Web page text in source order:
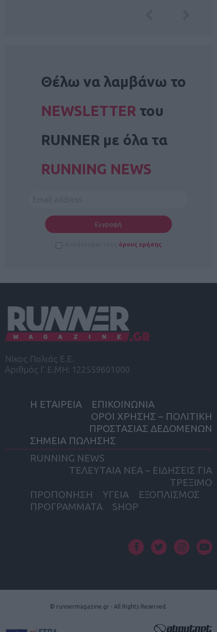
Θέλω να λαμβάνω το
NEWSLETTER του
RUNNER με όλα τα
RUNNING NEWS
όρους χρήσης
Νίκος Πολιάς Ε.Ε.
Αριθμός Γ.Ε.ΜΗ: 122559601000
Η ΕΤΑΙΡΕΙΑ
ΕΠΙΚΟΙΝΩΝΙΑ
ΟΡΟΙ ΧΡΗΣΗΣ – ΠΟΛΙΤΙΚΗ
ΠΡΟΣΤΑΣΙΑΣ ΔΕΔΟΜΕΝΩΝ
ΣΗΜΕΙΑ ΠΩΛΗΣΗΣ
RUNNING NEWS
ΤΕΛΕΥΤΑΙΑ ΝΕΑ – ΕΙΔΗΣΕΙΣ ΓΙΑ
ΤΡΕΞΙΜΟ
ΠΡΟΠΟΝΗΣΗ
ΥΓΕΙΑ
ΕΞΟΠΛΙΣΜΟΣ
ΠΡΟΓΡΑΜΜΑΤΑ
SHOP
© runnermagazine.gr - All Rights Reserved.